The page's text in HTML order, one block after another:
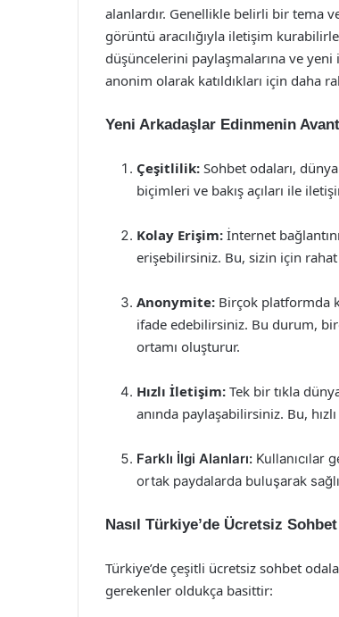
alanlardır. Genellikle belirli bir tema
görüntü aracılığıyla iletişim
düşüncelerini paylaşmalarına ve yeni
anonim olarak katıldıkları için daha
Yeni Arkadaşlar Edinmenin
Çeşitlilik: Sohbet odaları,
biçimleri ve bakış açıları ile
Kolay Erişim: İnternet
erişebilirsiniz. Bu, sizin için rahat
Anonymite: Birçok platformda
ifade edebilirsiniz. Bu durum,
ortamı oluşturur.
Hızlı İletişim: Tek bir tıkla
anında paylaşabilirsiniz. Bu,
Farklı İlgi Alanları: Kullanıcılar
ortak paydalarda buluşarak
Nasıl Türkiye’de Ücretsiz
Türkiye’de çeşitli ücretsiz sohbet
gerekenler oldukça basittir: